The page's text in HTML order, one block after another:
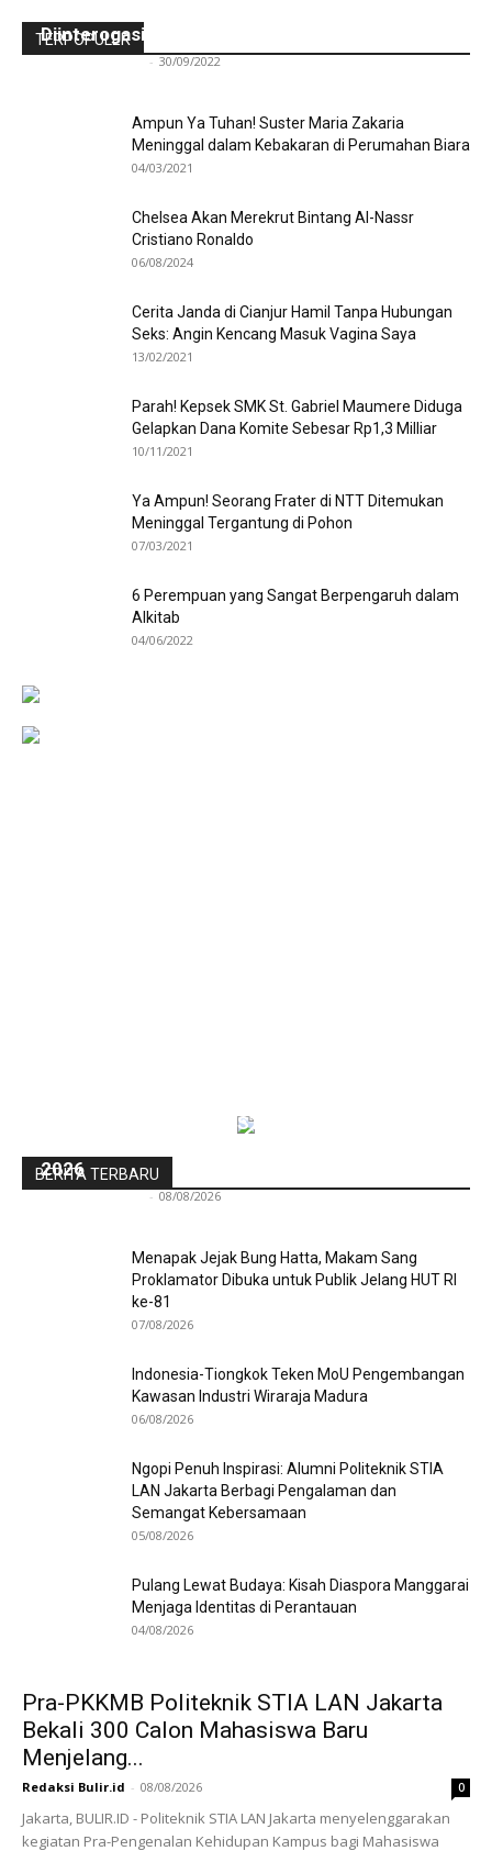
TERPOPULER
Diinterogasi Aparat Polres Sikka
- 30/09/2022
Ampun Ya Tuhan! Suster Maria Zakaria
Meninggal dalam Kebakaran di Perumahan Biara
04/03/2021
Chelsea Akan Merekrut Bintang Al-Nassr
Cristiano Ronaldo
06/08/2024
Cerita Janda di Cianjur Hamil Tanpa Hubungan
Seks: Angin Kencang Masuk Vagina Saya
13/02/2021
Parah! Kepsek SMK St. Gabriel Maumere Diduga
Gelapkan Dana Komite Sebesar Rp1,3 Milliar
10/11/2021
Ya Ampun! Seorang Frater di NTT Ditemukan
Meninggal Tergantung di Pohon
07/03/2021
6 Perempuan yang Sangat Berpengaruh dalam
Alkitab
04/06/2022
BERITA TERBARU
Pra-PKKMB Politeknik STIA LAN Jakarta Bekali
2026
- 08/08/2026
Menapak Jejak Bung Hatta, Makam Sang
Proklamator Dibuka untuk Publik Jelang HUT RI
ke-81
07/08/2026
Indonesia-Tiongkok Teken MoU Pengembangan
Kawasan Industri Wiraraja Madura
06/08/2026
Ngopi Penuh Inspirasi: Alumni Politeknik STIA
LAN Jakarta Berbagi Pengalaman dan
Semangat Kebersamaan
05/08/2026
Pulang Lewat Budaya: Kisah Diaspora Manggarai
Menjaga Identitas di Perantauan
04/08/2026
Pra-PKKMB Politeknik STIA LAN Jakarta
Bekali 300 Calon Mahasiswa Baru
Menjelang...
Redaksi Bulir.id - 08/08/2026 0
Jakarta, BULIR.ID - Politeknik STIA LAN Jakarta menyelenggarakan
kegiatan Pra-Pengenalan Kehidupan Kampus bagi Mahasiswa